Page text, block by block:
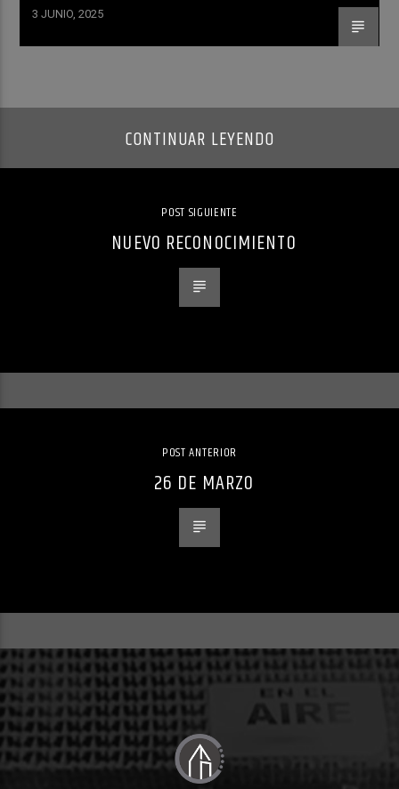
3 JUNIO, 2025
CONTINUAR LEYENDO
POST SIGUIENTE
NUEVO RECONOCIMIENTO
POST ANTERIOR
26 DE MARZO